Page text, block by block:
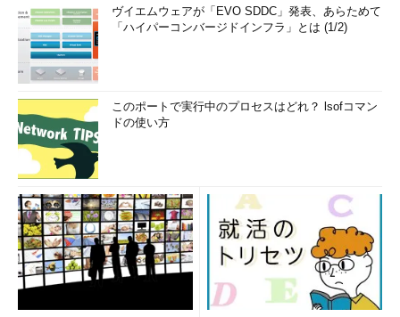
ヴイエムウェアが「EVO SDDC」発表、あらためて
「ハイパーコンバージドインフラ」とは (1/2)
このポートで実行中のプロセスはどれ？ lsofコマン
ドの使い方